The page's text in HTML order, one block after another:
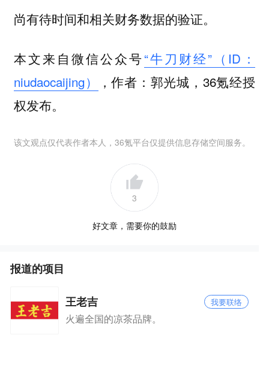
尚有待时间和相关财务数据的验证。
本文来自微信公众号“牛刀财经”（ID：
niudaocaijing）
，作者：郭光城，36氪经授
权发布。
该文观点仅代表作者本人，36氪平台仅提供信息存储空间服务。
3
好文章，需要你的鼓励
报道的项目
王老吉 我要联络
火遍全国的凉茶品牌。